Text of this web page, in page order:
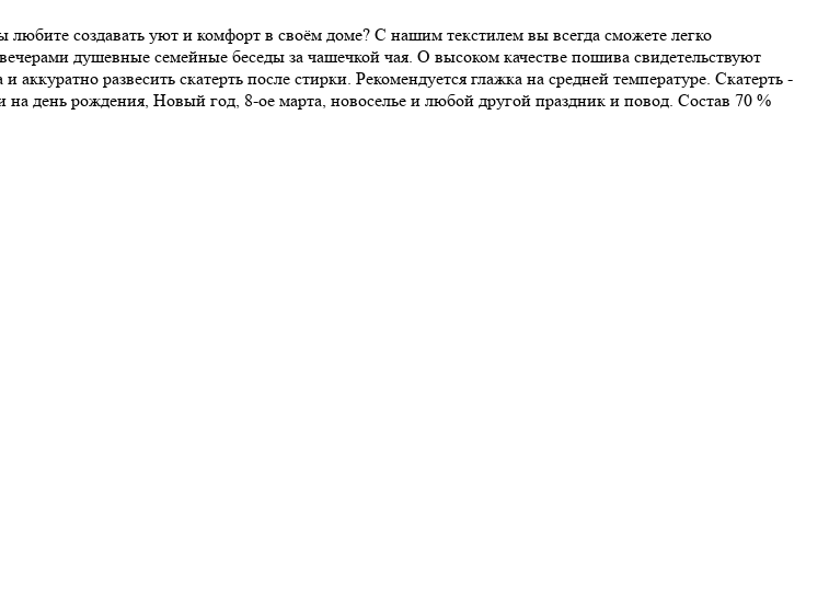
создавать уют и комфорт в своём доме? С нашим текстилем вы всегда сможете легко
душевные семейные беседы за чашечкой чая. О высоком качестве пошива свидетельствуют
развесить скатерть после стирки. Рекомендуется глажка на средней температуре. Скатерть -
день рождения, Новый год, 8-ое марта, новоселье и любой другой праздник и повод. Состав 70 %